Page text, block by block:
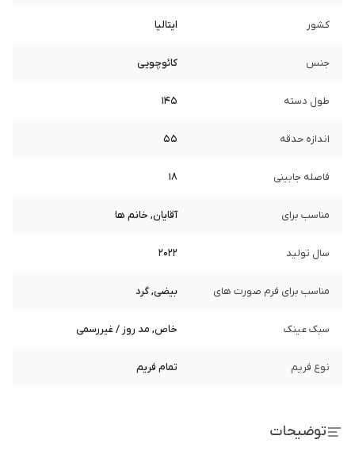
کشور ایتالیا
جنس کائوچویی
طول دسته 145
اندازه حدقه 55
فاصله جابینی 18
مناسب برای آقایان, خانم ها
سال تولید 2022
مناسب برای فرم صورت های بیضی, گرد
سبک عینک خاص, مد روز / غیررسمی
نوع فریم تمام فریم
توضیحات